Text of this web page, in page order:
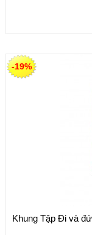
Khung Tập Đi và
-19%